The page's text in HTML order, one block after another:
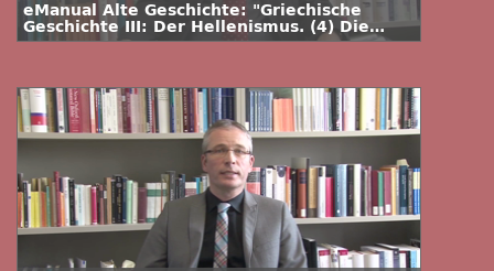
eManual Alte Geschichte: "Griechische
Geschichte III: Der Hellenismus. (4) Die
Seleukiden und Ptolemäer"